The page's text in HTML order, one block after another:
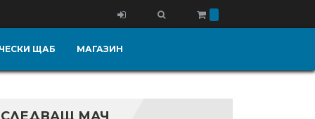
ЩАБ МАГАЗИН